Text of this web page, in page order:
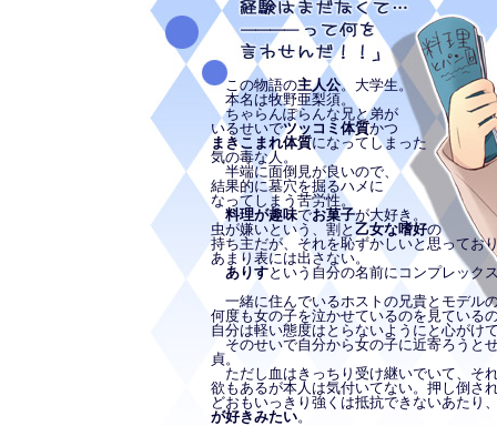
この物語の主人公。大学生。
本名は牧野亜梨須。
ちゃらんぽらんな兄と弟が
いるせいでツッコミ体質かつ
まきこまれ体質になってしまった
気の毒な人。
半端に面倒見が良いので、
結果的に墓穴を掘るハメに
なってしまう苦労性。
料理が趣味でお菓子が大好き。
虫が嫌いという、割と 乙女な嗜好の
持ち主だが、それを恥ずかしいと思ってお
あまり表には出さない。
ありすという自分の名前にコンプレック
一緒に住んでいるホストの兄貴とモデル
何度も女の子を泣かせているのを見ている
自分は軽い態度はとらないようにと心がけ
そのせいで自分から女の子に近寄ろうと
貞。
ただし血はきっちり受け継いでいて、そ
欲もあるが本人は気付いてない。押し倒さ
どおもいっきり強くは抵抗できないあたり
が好きみたい。